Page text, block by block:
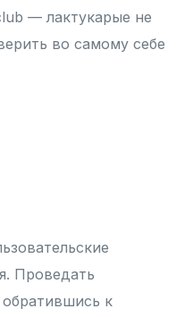
— лактукарые не
во самому себе
Проведать
обратившись к